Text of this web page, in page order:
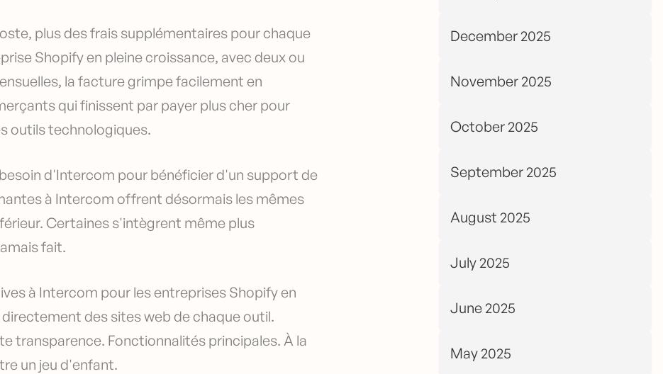
December 2025
November 2025
October 2025
September 2025
August 2025
July 2025
June 2025
May 2025
plus des frais supplémentaires pour chaque
Shopify en pleine croissance, avec deux ou
la facture grimpe facilement en
qui finissent par payer plus cher pour
outils technologiques.
d'Intercom pour bénéficier d'un support de
à Intercom offrent désormais les mêmes
Certaines s'intègrent même plus
fait.
à Intercom pour les entreprises Shopify en
des sites web de chaque outil.
transparence. Fonctionnalités principales. À la
un jeu d'enfant.